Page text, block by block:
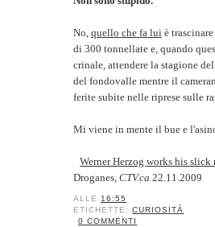
No, quello che fa lui è
di 300 tonnellate e, quando
crinale, attendere la stagione
del fondovalle mentre il
ferite subite nelle riprese sulle
Mi viene in mente il bue e
Werner Herzog works his
Droganes, CTV.ca 22.11.2009
ALLE16:55
ETICHETTE:CURIOSITÀ
0 COMMENTI